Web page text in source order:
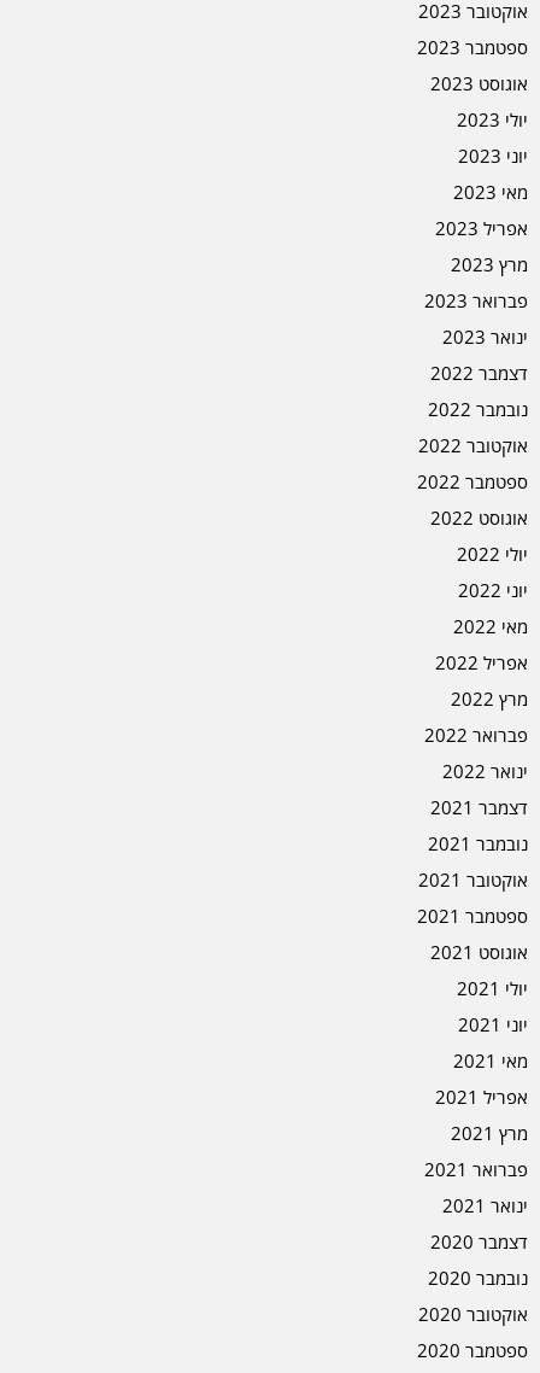
אוקטובר 2023
ספטמבר 2023
אוגוסט 2023
יולי 2023
יוני 2023
מאי 2023
אפריל 2023
מרץ 2023
פברואר 2023
ינואר 2023
דצמבר 2022
נובמבר 2022
אוקטובר 2022
ספטמבר 2022
אוגוסט 2022
יולי 2022
יוני 2022
מאי 2022
אפריל 2022
מרץ 2022
פברואר 2022
ינואר 2022
דצמבר 2021
נובמבר 2021
אוקטובר 2021
ספטמבר 2021
אוגוסט 2021
יולי 2021
יוני 2021
מאי 2021
אפריל 2021
מרץ 2021
פברואר 2021
ינואר 2021
דצמבר 2020
נובמבר 2020
אוקטובר 2020
ספטמבר 2020